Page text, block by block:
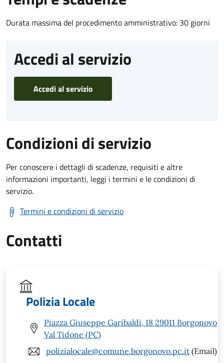
Durata massima del procedimento amministrativo: 30 giorni
Accedi al servizio
Accedi al servizio
Condizioni di servizio
Per conoscere i dettagli di scadenze, requisiti e altre
informazioni importanti, leggi i termini e le condizioni di
servizio.
Termini e condizioni di servizio
Contatti
Polizia Locale
Piazza Giuseppe Garibaldi, 18 29011 Borgonovo
Val Tidone (PC)
polizialocale@comune.borgonovo.pc.it (Email)